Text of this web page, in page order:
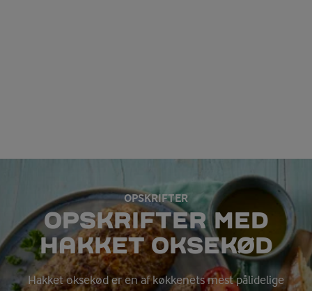
OPSKRIFTER
OPSKRIFTER MED
HAKKET OKSEKØD
Hakket oksekød er en af køkkenets mest pålidelige